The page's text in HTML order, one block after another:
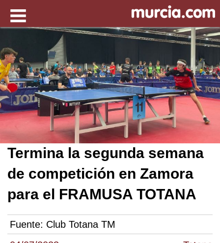
Termina la segunda semana
de competición en Zamora
para el FRAMUSA TOTANA
Fuente: Club Totana TM